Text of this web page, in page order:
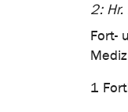
2: Hr.
Fort-
1